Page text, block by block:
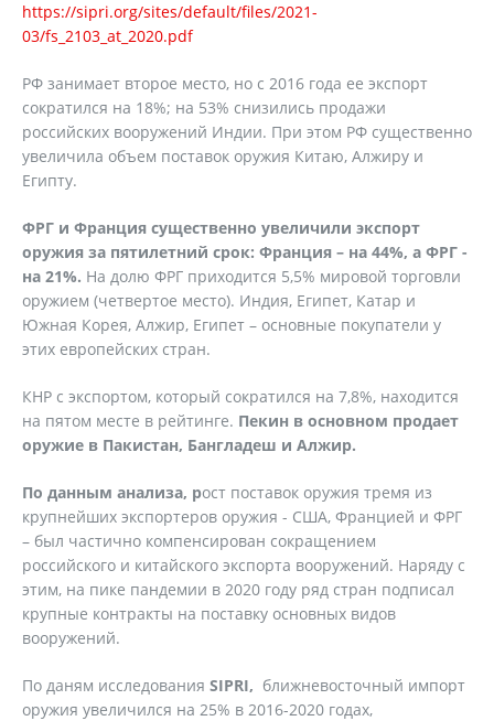
https://sipri.org/sites/default/files/2021-
03/fs_2103_at_2020.pdf
РФ занимает второе место, но с 2016 года ее экспорт
сократился на 18%; на 53% снизились продажи
российских вооружений Индии. При этом РФ существенно
увеличила объем поставок оружия Китаю, Алжиру и
Египту.
ФРГ и Франция существенно увеличили экспорт
оружия за пятилетний срок: Франция – на 44%, а ФРГ -
на 21%. На долю ФРГ приходится 5,5% мировой торговли
оружием (четвертое место). Индия, Египет, Катар и
Южная Корея, Алжир, Египет – основные покупатели у
этих европейских стран.
КНР с экспортом, который сократился на 7,8%, находится
на пятом месте в рейтинге. Пекин в основном продает
оружие в Пакистан, Бангладеш и Алжир.
По данным анализа, рост поставок оружия тремя из
крупнейших экспортеров оружия - США, Францией и ФРГ
– был частично компенсирован сокращением
российского и китайского экспорта вооружений. Наряду с
этим, на пике пандемии в 2020 году ряд стран подписал
крупные контракты на поставку основных видов
вооружений.
По даням исследования SIPRI, ближневосточный импорт
оружия увеличился на 25% в 2016-2020 годах,